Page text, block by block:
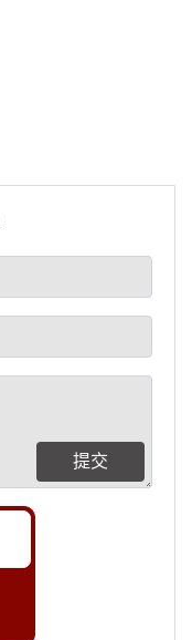
提交